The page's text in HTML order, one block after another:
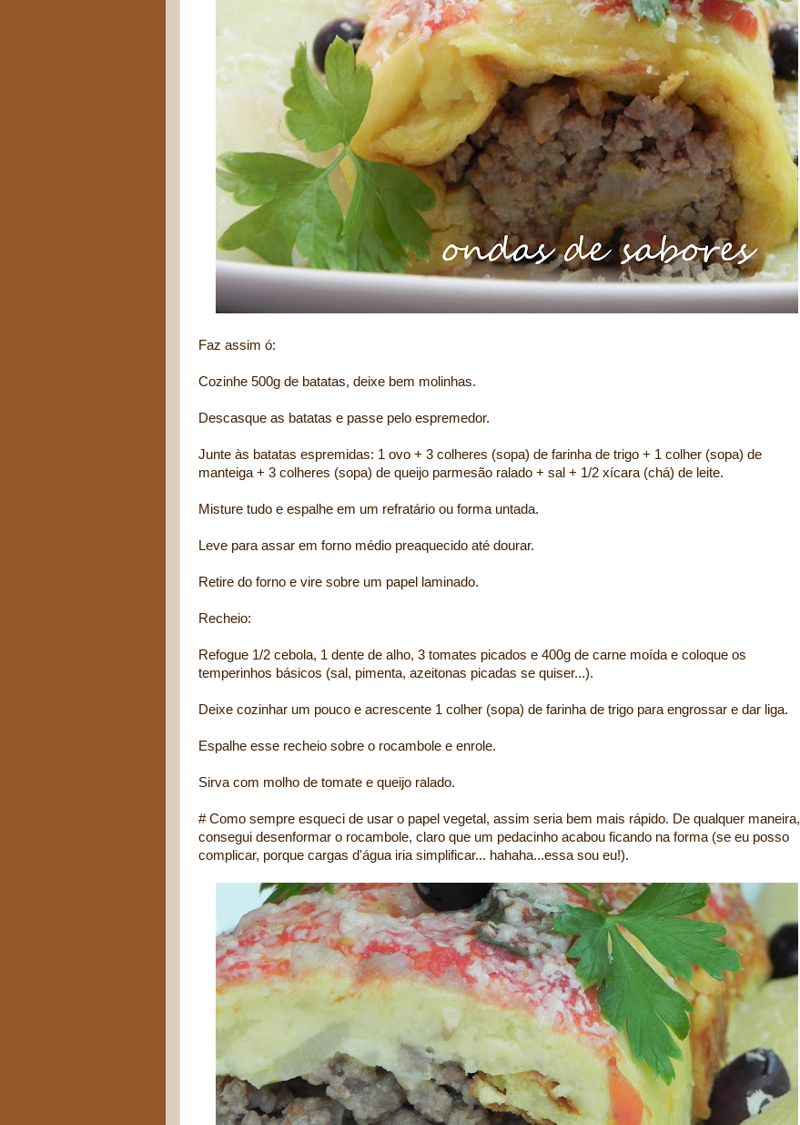
Faz assim ó:
Cozinhe 500g de batatas, deixe bem molinhas.
Descasque as batatas e passe pelo espremedor.
Junte às batatas espremidas: 1 ovo + 3 colheres (sopa) de farinha de trigo + 1 colher (sopa) de
manteiga + 3 colheres (sopa) de queijo parmesão ralado + sal + 1/2 xícara (chá) de leite.
Misture tudo e espalhe em um refratário ou forma untada.
Leve para assar em forno médio preaquecido até dourar.
Retire do forno e vire sobre um papel laminado.
Recheio:
Refogue 1/2 cebola, 1 dente de alho, 3 tomates picados e 400g de carne moída e coloque os
temperinhos básicos (sal, pimenta, azeitonas picadas se quiser...).
Deixe cozinhar um pouco e acrescente 1 colher (sopa) de farinha de trigo para engrossar e dar liga.
Espalhe esse recheio sobre o rocambole e enrole.
Sirva com molho de tomate e queijo ralado.
# Como sempre esqueci de usar o papel vegetal, assim seria bem mais rápido. De qualquer maneira,
consegui desenformar o rocambole, claro que um pedacinho acabou ficando na forma (se eu posso
complicar, porque cargas d'água iria simplificar... hahaha...essa sou eu!).